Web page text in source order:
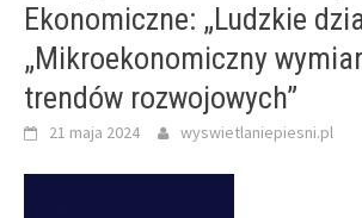
Ekonomiczne: „Ludzkie
„Mikroekonomiczny
trendów rozwojowych”
21 maja 2024 wyswietlaniepiesni.pl